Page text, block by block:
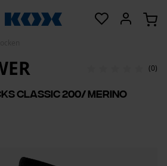
(0)
Classic 200/ Merino